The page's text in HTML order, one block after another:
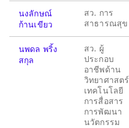
นงลักษณ์
ก้านเขียว
สว. การ
สาธารณสุข
นพดล พริ้ง
สกุล
สว. ผู้
ประกอบ
อาชีพด้าน
วิทยาศาสตร์
เทคโนโลยี
การสื่อสาร
การพัฒนา
นวัตกรรม